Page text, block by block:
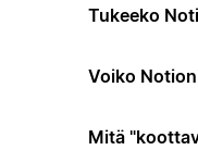
Tukeeko
Voiko
Mitä